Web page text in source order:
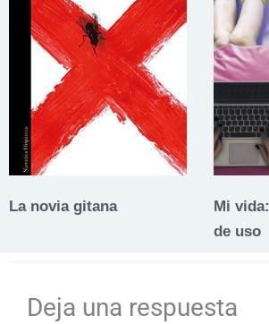
La novia gitana
Mi
de uso
Deja una respuesta